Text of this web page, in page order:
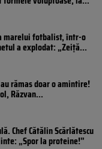
marelui fotbalist, într-o
a explodat: „Zeiță...
rămas doar o amintire!
Răzvan...
Chef Cătălin Scărlătescu
„Spor la proteine!”